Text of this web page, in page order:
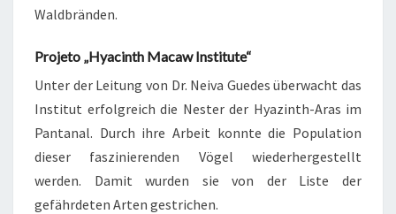
Waldbränden.
Projeto „Hyacinth Macaw Institute“
Unter der Leitung von Dr. Neiva Guedes überwacht das
Institut erfolgreich die Nester der Hyazinth-Aras im
Pantanal. Durch ihre Arbeit konnte die Population
dieser faszinierenden Vögel wiederhergestellt
werden. Damit wurden sie von der Liste der
gefährdeten Arten gestrichen.